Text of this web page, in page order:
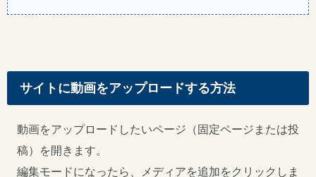
サイトに動画をアップロードする方法
動画をアップロードしたいページ（固定ページまたは投
稿）を開きます。
編集モードになったら、メディアを追加をクリックしま